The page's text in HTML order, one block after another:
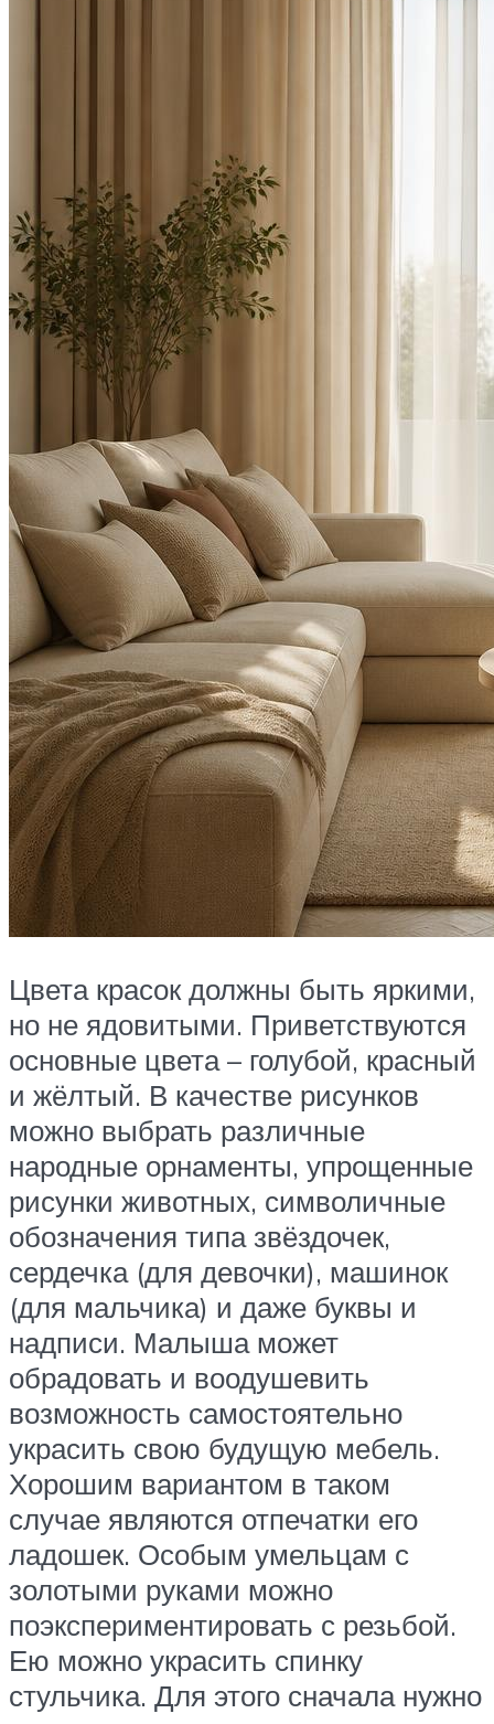
Цвета красок должны быть яркими,
но не ядовитыми. Приветствуются
основные цвета – голубой, красный
и жёлтый. В качестве рисунков
можно выбрать различные
народные орнаменты, упрощенные
рисунки животных, символичные
обозначения типа звёздочек,
сердечка (для девочки), машинок
(для мальчика) и даже буквы и
надписи. Малыша может
обрадовать и воодушевить
возможность самостоятельно
украсить свою будущую мебель.
Хорошим вариантом в таком
случае являются отпечатки его
ладошек. Особым умельцам с
золотыми руками можно
поэкспериментировать с резьбой.
Ею можно украсить спинку
стульчика. Для этого сначала нужно